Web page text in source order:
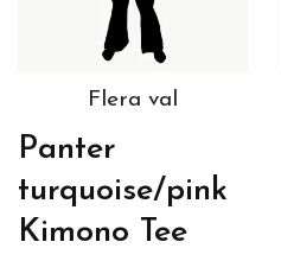
Flera val
Panter
turquoise/pink
Kimono Tee